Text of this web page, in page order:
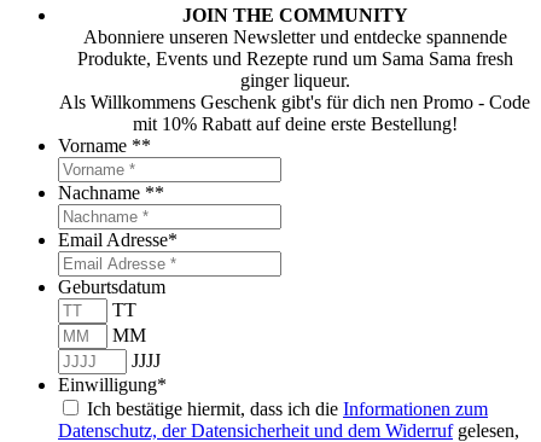
JOIN THE COMMUNITY
Abonniere unseren Newsletter und entdecke spannende
Produkte, Events und Rezepte rund um Sama Sama fresh
ginger liqueur.
Als Willkommens Geschenk gibt's für dich nen Promo - Code
mit 10% Rabatt auf deine erste Bestellung!
Vorname **
Nachname **
Email Adresse*
Geburtsdatum
TT
MM
JJJJ
Einwilligung*
Ich bestätige hiermit, dass ich die Informationen zum
Datenschutz, der Datensicherheit und dem Widerrufgelesen,